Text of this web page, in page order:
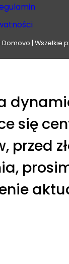
| Wszelkie
się
przed